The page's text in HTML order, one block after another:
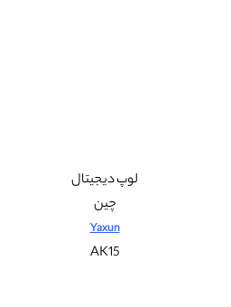
لوپ دیجیتال
چین
Yaxun
AK15